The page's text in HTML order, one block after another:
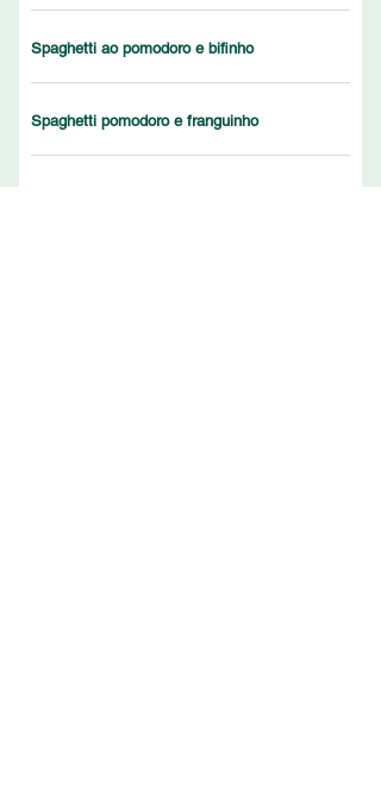
Spaghetti ao pomodoro e bifinho
Spaghetti pomodoro e franguinho